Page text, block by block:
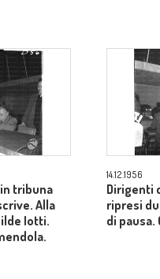
tribuna
Alla
Iotti.
14.12.1956
Dirigenti
ripresi
di pausa.